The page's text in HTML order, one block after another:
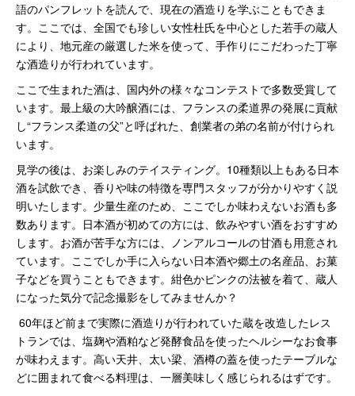
語のパンフレットを読んで、現在の酒造りを学ぶこともできま
す。ここでは、全国でも珍しい女性杜氏を中心とした若手の蔵人
により、地元産の厳選した米を使って、手作りにこだわった丁寧
な酒造りが行われています。
ここで生まれた酒は、国内外の様々なコンテストで多数受賞して
います。最上級の大吟醸酒には、フランスの柔道界の発展に貢献
し“フランス柔道の父”と呼ばれた、創業者の弟の名前が付けられ
います。
見学の後は、お楽しみのテイスティング。10種類以上もある日本
酒を試飲でき、香りや味の特徴を専門スタッフが分かりやすく説
明いたします。少量生産のため、ここでしか味わえないお酒も多
数あります。日本酒が初めての方には、飲みやすい酒をおすすめ
します。お酒が苦手な方には、ノンアルコールの甘酒も用意され
ています。ここでしか手に入らない日本酒や郷土の名産品、お菓
子などを買うこともできます。紺色かピンクの法被を着て、蔵人
になった気分で記念撮影をしてみませんか？
60年ほど前まで実際に酒造りが行われていた蔵を改造したレス
トランでは、塩麹や酒粕など発酵食品を使ったヘルシーなお食事
が味わえます。高い天井、太い梁、酒樽の蓋を使ったテーブルな
どに囲まれて食べる料理は、一層美味しく感じられるはずです。